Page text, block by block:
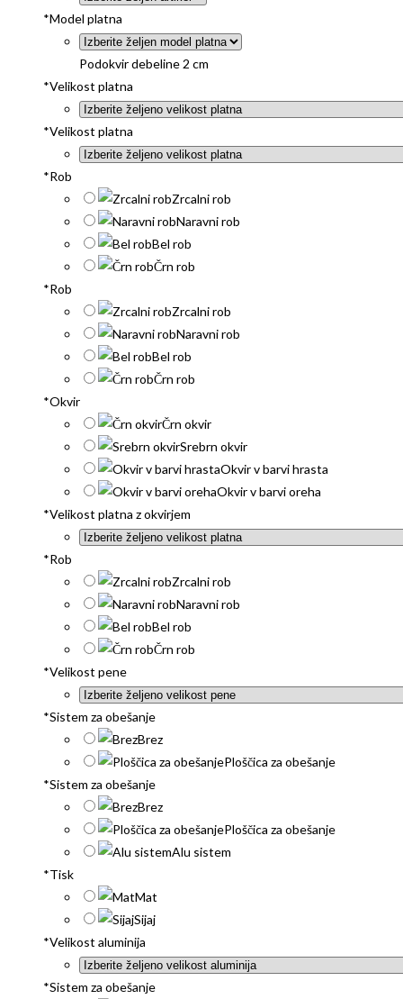
*Model platna
Podokvir debeline 2 cm
*Velikost platna
*Velikost platna
*Rob
Zrcalni rob
Naravni rob
Bel rob
Črn rob
*Rob
Zrcalni rob
Naravni rob
Bel rob
Črn rob
*Okvir
Črn okvir
Srebrn okvir
Okvir v barvi hrasta
Okvir v barvi oreha
*Velikost platna z okvirjem
*Rob
Zrcalni rob
Naravni rob
Bel rob
Črn rob
*Velikost pene
*Sistem za obešanje
Brez
Ploščica za obešanje
*Sistem za obešanje
Brez
Ploščica za obešanje
Alu sistem
*Tisk
Mat
Sijaj
*Velikost aluminija
*Sistem za obešanje